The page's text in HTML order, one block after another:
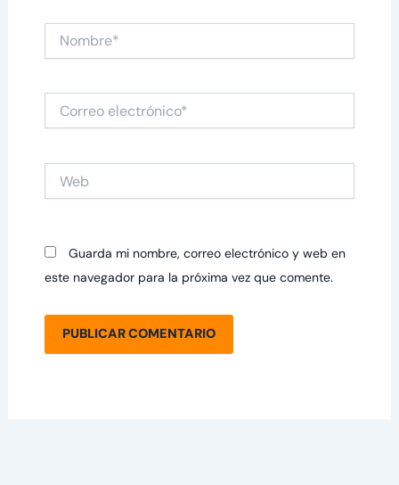
Nombre*
electrónico*
Guarda mi nombre, correo electrónico y web en
este navegador para la próxima vez que comente.